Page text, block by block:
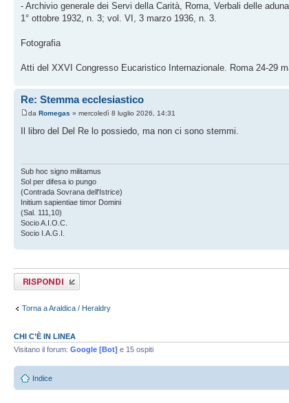
- Archivio generale dei Servi della Carità, Roma, Verbali delle
1° ottobre 1932, n. 3; vol. VI, 3 marzo 1936, n. 3.
Fotografia
Atti del XXVI Congresso Eucaristico Internazionale. Roma 24-29
Re: Stemma ecclesiastico
da Romegas » mercoledì 8 luglio 2026, 14:31
Il libro del Del Re lo possiedo, ma non ci sono stemmi.
Sub hoc signo militamus
Sol per difesa io pungo
(Contrada Sovrana dell'Istrice)
Initium sapientiae timor Domini
(Sal. 111,10)
Socio A.I.O.C.
Socio I.A.G.I.
Rispondi al
messaggio
Torna a Araldica / Heraldry
CHI C’È IN LINEA
Visitano il forum: Google [Bot] e 15 ospiti
Indice